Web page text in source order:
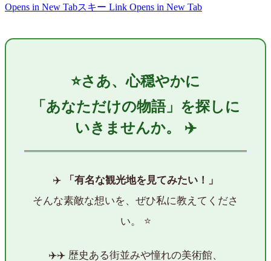
Opens in New Tabスキー Link Opens in New Tab
⭐さあ、心穏やかに
「あなただけの物語」を探しに
いきませんか。
✈️
✈️ 「有名な観光地を見てみたい！」
そんな素敵な想いを、ぜひ私に教えてくださ
い。 ⭐
✈️✈️ 歴史ある街並みや憧れの美術館、